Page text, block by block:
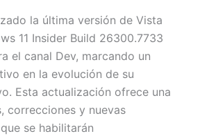
t
e
r
e
s
i
l
t
s
A
p
la última versión de Vista
11 Insider Build 26300.7733
el canal Dev, marcando un
en la evolución de su
Esta actualización ofrece una
correcciones y nuevas
se habilitarán